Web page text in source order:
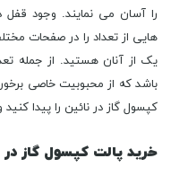
را آسان می نمایند. وجود قفل
هایی از تعداد را در صفحات
یک از آنان هستید. از جمله
باشد که از محبوبیت خاصی
کپسول گاز در نائین را پیدا
خرید پالت کپسول گاز در